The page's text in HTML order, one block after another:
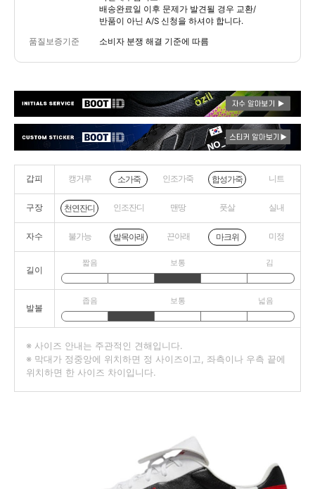
배송완료일 이후 문제가 발견될 경우 교환/
반품이 아닌 A/S 신청을 하셔야 합니다.
품질보증기준 소비자 분쟁 해결 기준에 따름
갑피 캥거루 소가죽 인조가죽 합성가죽 니트
구장 천연잔디 인조잔디 맨땅 풋살 실내
자수 불가능 발목아래 끈아래 마크위 미정
길이
짧음 보통 김
발볼
좁음 보통 넓음
※ 사이즈 안내는 주관적인 견해입니다.
※ 막대가 정중앙에 위치하면 정 사이즈이고, 좌측이나 우측 끝에
위치하면 한 사이즈 차이입니다.